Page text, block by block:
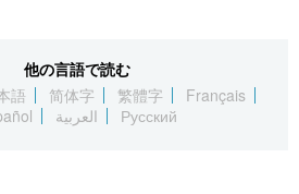
Русский
他の言語で読む
語 简体字 繁體字
Français
العربية Русский